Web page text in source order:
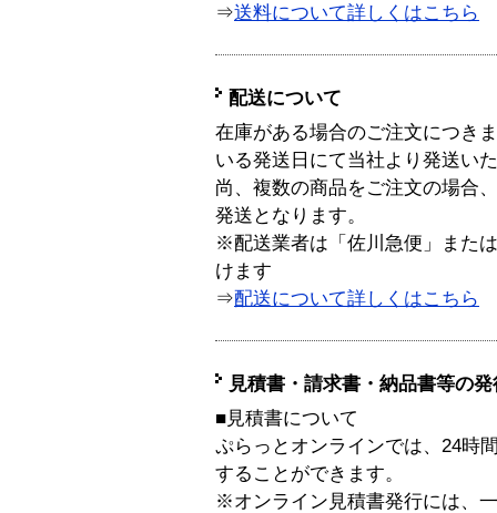
⇒送料について詳しくはこちら
配送について
在庫がある場合のご注文につき
いる発送日にて当社より発送い
尚、複数の商品をご注文の場合
発送となります。
※配送業者は「佐川急便」また
けます
⇒配送について詳しくはこちら
見積書・請求書・納品書等の
■見積書について
ぷらっとオンラインでは、24時
することができます。
※オンライン見積書発行には、